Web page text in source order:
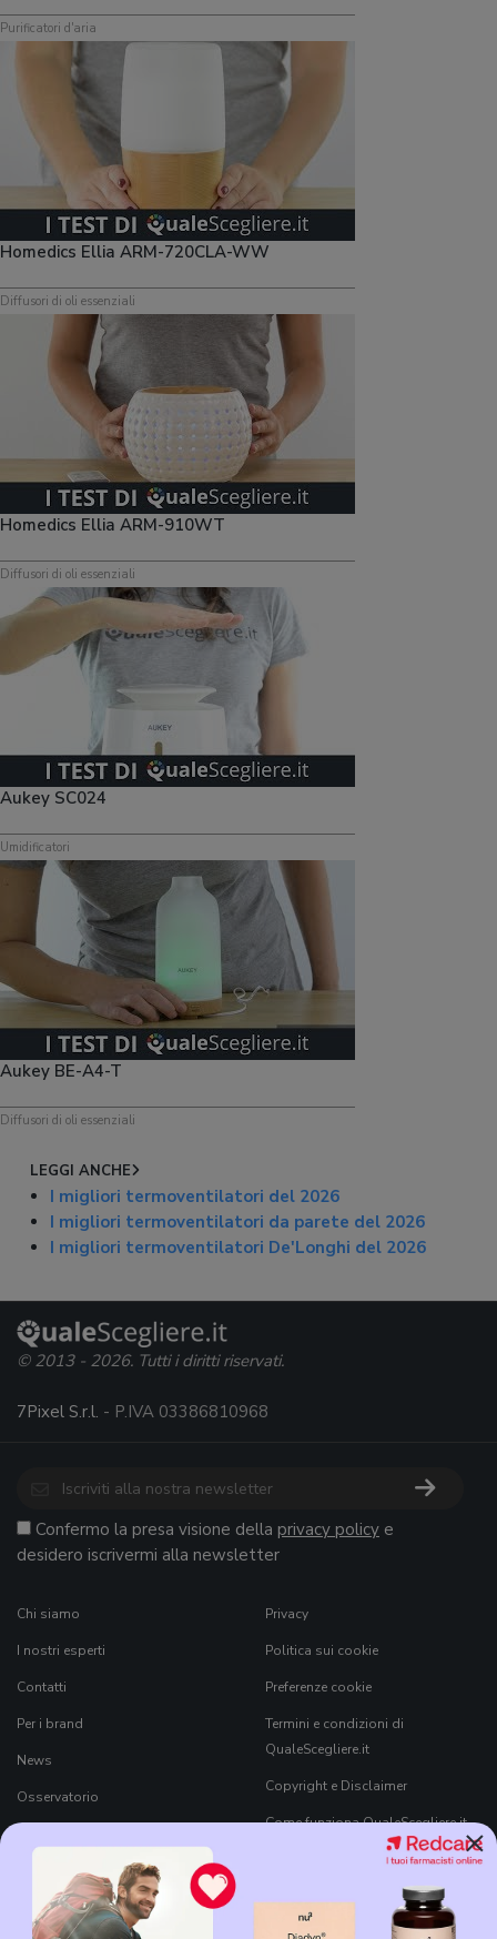
Purificatori d'aria
Homedics Ellia ARM-720CLA-WW
Diffusori di oli essenziali
Homedics Ellia ARM-910WT
Diffusori di oli essenziali
Aukey SC024
Umidificatori
Aukey BE-A4-T
Diffusori di oli essenziali
LEGGI ANCHE
I migliori termoventilatori del 2026
I migliori termoventilatori da parete del 2026
I migliori termoventilatori De'Longhi del 2026
×
© 2013 - 2026. Tutti i diritti riservati.
7Pixel S.r.l. - P.IVA 03386810968
Confermo la presa visione della privacy policy e
desidero iscrivermi alla newsletter
Chi siamo
I nostri esperti
Contatti
Per i brand
News
Osservatorio
Black Friday 2026
Privacy
Politica sui cookie
Preferenze cookie
Termini e condizioni di
QualeScegliere.it
Copyright e Disclaimer
Come funziona QualeScegliere.it